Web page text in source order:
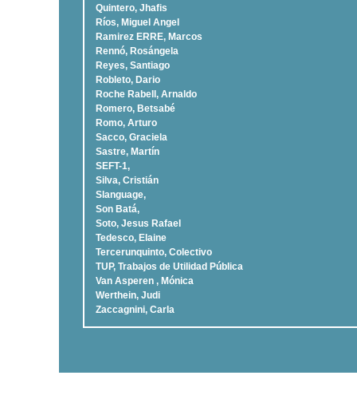
Quintero, Jhafis
Rí­os, Miguel Angel
Ramirez ERRE, Marcos
Rennó, Rosángela
Reyes, Santiago
Robleto, Dario
Roche Rabell, Arnaldo
Romero, Betsabé
Romo, Arturo
Sacco, Graciela
Sastre, Martí­n
SEFT-1,
Silva, Cristián
Slanguage,
Son Batá,
Soto, Jesus Rafael
Tedesco, Elaine
Tercerunquinto, Colectivo
TUP, Trabajos de Utilidad Pública
Van Asperen , Mónica
Werthein, Judi
Zaccagnini, Carla